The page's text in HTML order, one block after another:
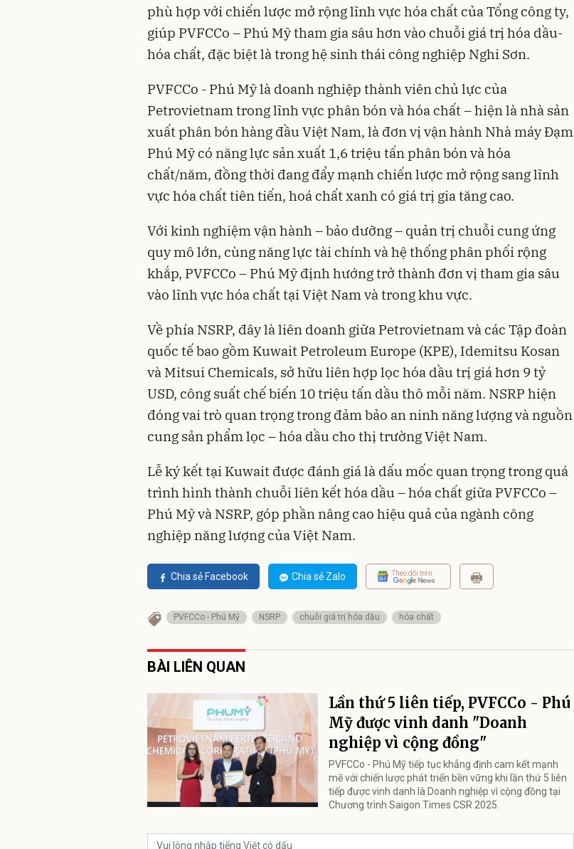
phù hợp với chiến lược mở rộng lĩnh vực hóa chất của Tổng công ty,
giúp PVFCCo – Phú Mỹ tham gia sâu hơn vào chuỗi giá trị hóa dầu-
hóa chất, đặc biệt là trong hệ sinh thái công nghiệp Nghi Sơn.
PVFCCo - Phú Mỹ là doanh nghiệp thành viên chủ lực của
Petrovietnam trong lĩnh vực phân bón và hóa chất – hiện là nhà sản
xuất phân bón hàng đầu Việt Nam, là đơn vị vận hành Nhà máy Đạm
Phú Mỹ có năng lực sản xuất 1,6 triệu tấn phân bón và hóa
chất/năm, đồng thời đang đẩy mạnh chiến lược mở rộng sang lĩnh
vực hóa chất tiên tiến, hoá chất xanh có giá trị gia tăng cao.
Với kinh nghiệm vận hành – bảo dưỡng – quản trị chuỗi cung ứng
quy mô lớn, cùng năng lực tài chính và hệ thống phân phối rộng
khắp, PVFCCo – Phú Mỹ định hướng trở thành đơn vị tham gia sâu
vào lĩnh vực hóa chất tại Việt Nam và trong khu vực.
Về phía NSRP, đây là liên doanh giữa Petrovietnam và các Tập đoàn
quốc tế bao gồm Kuwait Petroleum Europe (KPE), Idemitsu Kosan
và Mitsui Chemicals, sở hữu liên hợp lọc hóa dầu trị giá hơn 9 tỷ
USD, công suất chế biến 10 triệu tấn dầu thô mỗi năm. NSRP hiện
đóng vai trò quan trọng trong đảm bảo an ninh năng lượng và nguồn
cung sản phẩm lọc – hóa dầu cho thị trường Việt Nam.
Lễ ký kết tại Kuwait được đánh giá là dấu mốc quan trọng trong quá
trình hình thành chuỗi liên kết hóa dầu – hóa chất giữa PVFCCo –
Phú Mỹ và NSRP, góp phần nâng cao hiệu quả của ngành công
nghiệp năng lượng của Việt Nam.
Chia sẻ Facebook Chia sẻ Zalo Theo dõi trên
PVFCCo - Phú Mỹ NSRP chuỗi giá trị hóa dầu hóa chất
BÀI LIÊN QUAN
Lần thứ 5 liên tiếp, PVFCCo - Phú
Mỹ được vinh danh "Doanh
nghiệp vì cộng đồng"
PVFCCo - Phú Mỹ tiếp tục khẳng định cam kết mạnh
mẽ với chiến lược phát triển bền vững khi lần thứ 5 liên
tiếp được vinh danh là Doanh nghiệp vì cộng đồng tại
Chương trình Saigon Times CSR 2025.